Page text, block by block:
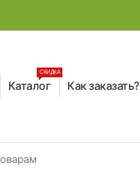
Каталог
СКИДКА
Как заказать?